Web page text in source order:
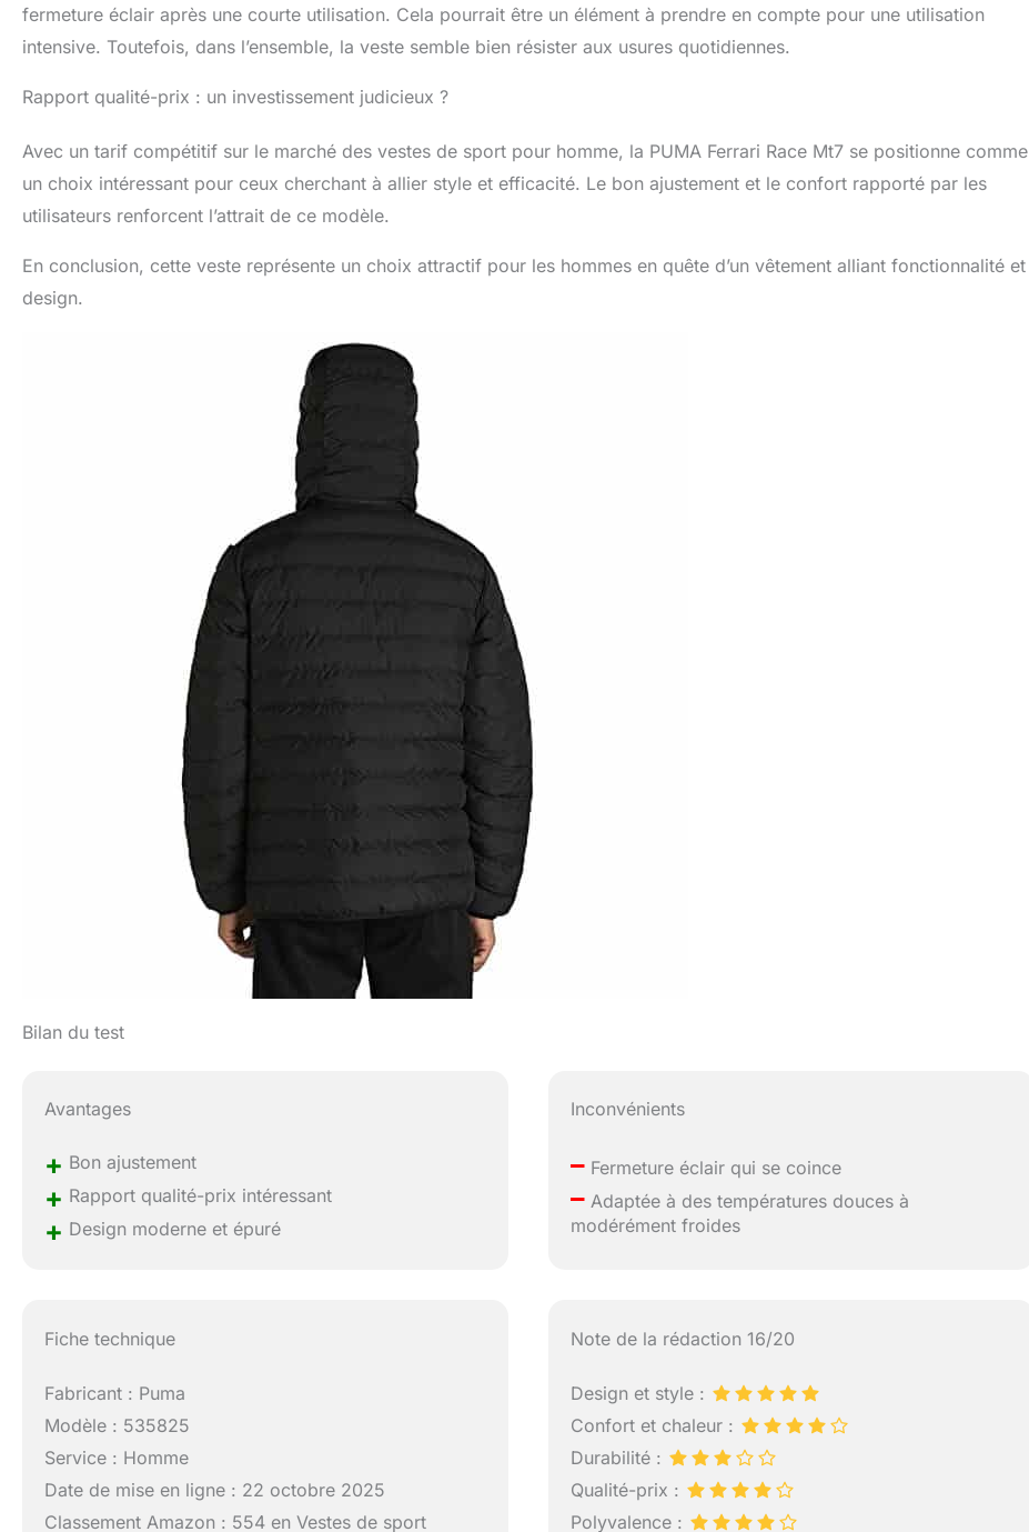
fermeture éclair après une courte utilisation. Cela pourrait être un élément à prendre en compte pour une utilisation
intensive. Toutefois, dans l’ensemble, la veste semble bien résister aux usures quotidiennes.
Rapport qualité-prix : un investissement judicieux ?
Avec un tarif compétitif sur le marché des vestes de sport pour homme, la PUMA Ferrari Race Mt7 se positionne comme
un choix intéressant pour ceux cherchant à allier style et efficacité. Le bon ajustement et le confort rapporté par les
utilisateurs renforcent l’attrait de ce modèle.
En conclusion, cette veste représente un choix attractif pour les hommes en quête d’un vêtement alliant fonctionnalité et
design.
Bilan du test
Avantages
+ Bon ajustement
+ Rapport qualité-prix intéressant
+ Design moderne et épuré
Inconvénients
– Fermeture éclair qui se coince
– Adaptée à des températures douces à
modérément froides
Fiche technique
Fabricant : Puma
Modèle : 535825
Service : Homme
Date de mise en ligne : 22 octobre 2025
Classement Amazon : 554 en Vestes de sport
Note de la rédaction 16/20
Design et style :
Confort et chaleur :
Durabilité :
Qualité-prix :
Polyvalence :